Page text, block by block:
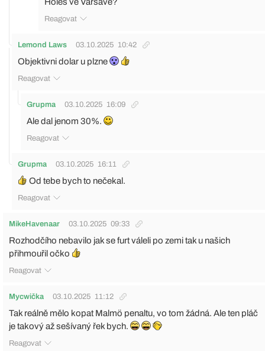
Reagovat
Lemond Laws 03.10.2025 10:42
Objektivni dolar u plzne
Reagovat
Grupma 03.10.2025 16:09
Ale dal jenom 30%.
Reagovat
Grupma 03.10.2025 16:11
Od tebe bych to nečekal.
Reagovat
MikeHavenaar 03.10.2025 09:33
Rozhodčího nebavilo jak se furt váleli po zemi tak u našich
přihmouřil očko
Reagovat
Mycwička 03.10.2025 11:12
Tak reálně mělo kopat Malmö penaltu, vo tom žádná. Ale ten pláč
je takový až sešívaný řek bych.
Reagovat